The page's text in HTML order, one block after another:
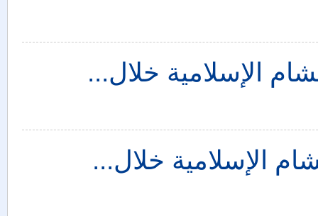
الإسلامية خلال...
الإسلامية خلال...